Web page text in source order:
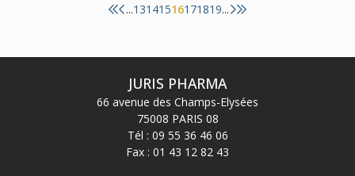
...13141516171819...
JURIS PHARMA
66 avenue des Champs-Elysées
75008 PARIS 08
Tél : 09 55 36 46 06
Fax : 01 43 12 82 43